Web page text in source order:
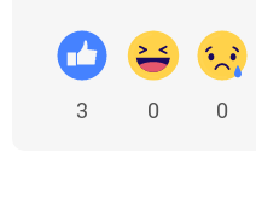
3 0 0